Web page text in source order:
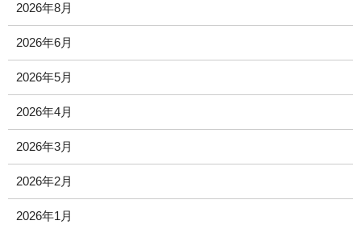
2026年8月
2026年6月
2026年5月
2026年4月
2026年3月
2026年2月
2026年1月